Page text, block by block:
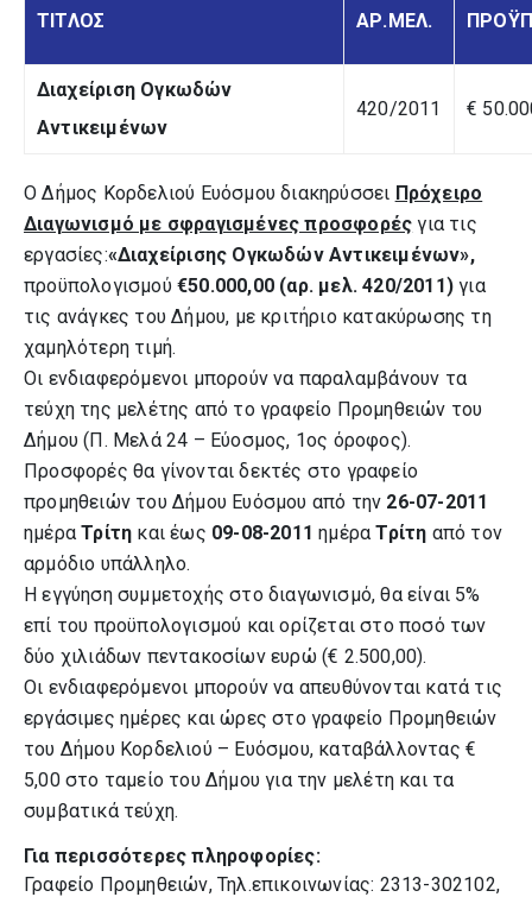
ΤΙΤΛΟΣ ΑΡ.ΜΕΛ.
Διαχείριση Ογκωδών
Αντικειμένων
420/2011 €
Ο Δήμος Κορδελιού Ευόσμου διακηρύσσει Πρόχειρο
Διαγωνισμό με σφραγισμένες προσφορές για τις
εργασίες:«Διαχείρισης Ογκωδών Αντικειμένων»,
προϋπολογισμού €50.000,00 (αρ. μελ. 420/2011)για
τις ανάγκες του Δήμου, με κριτήριο κατακύρωσης τη
χαμηλότερη τιμή.
Οι ενδιαφερόμενοι μπορούν να παραλαμβάνουν τα
τεύχη της μελέτης από το γραφείο Προμηθειών του
Δήμου (Π. Μελά 24 – Εύοσμος, 1ος όροφος).
Προσφορές θα γίνονται δεκτές στο γραφείο
προμηθειών του Δήμου Ευόσμου από την 26-07-2011
ημέραΤρίτη και έως 09-08-2011 ημέραΤρίτη από τον
αρμόδιο υπάλληλο.
Η εγγύηση συμμετοχής στο διαγωνισμό, θα είναι 5%
επί του προϋπολογισμού και ορίζεται στο ποσό των
δύο χιλιάδων πεντακοσίων ευρώ (€ 2.500,00).
Οι ενδιαφερόμενοι μπορούν να απευθύνονται κατά τις
εργάσιμες ημέρες και ώρες στο γραφείο Προμηθειών
του Δήμου Κορδελιού – Ευόσμου, καταβάλλοντας €
5,00 στο ταμείο του Δήμου για την μελέτη και τα
συμβατικά τεύχη.
Για περισσότερες πληροφορίες:
Γραφείο Προμηθειών, Τηλ.επικοινωνίας: 2313-302102,